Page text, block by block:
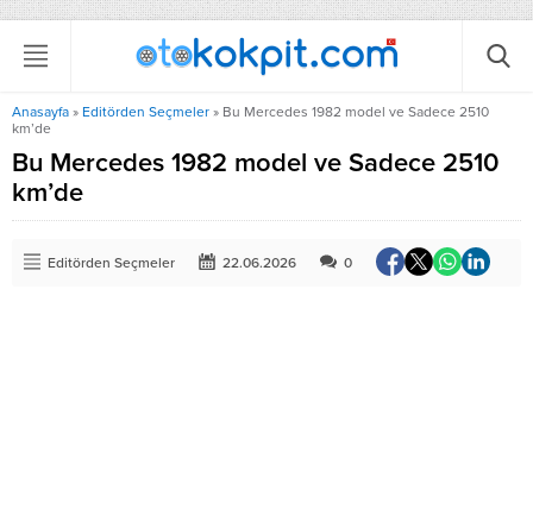
Anasayfa » Editörden Seçmeler » Bu Mercedes 1982 model ve Sadece 2510
km’de
Bu Mercedes 1982 model ve Sadece 2510
km’de
Editörden Seçmeler 22.06.2026 0